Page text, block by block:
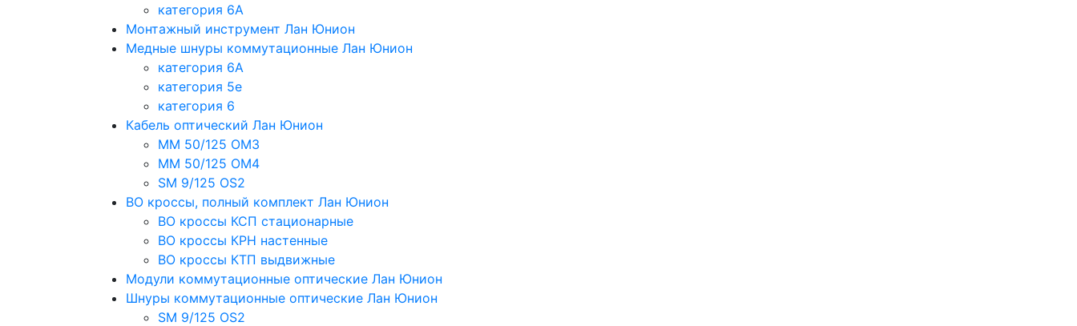
категория 6A
Монтажный инструмент Лан Юнион
Медные шнуры коммутационные Лан Юнион
категория 6A
категория 5e
категория 6
Кабель оптический Лан Юнион
MM 50/125 OM3
MM 50/125 OM4
SM 9/125 OS2
ВО кроссы, полный комплект Лан Юнион
ВО кроссы КСП стационарные
ВО кроссы КРН настенные
ВО кроссы КТП выдвижные
Модули коммутационные оптические Лан Юнион
Шнуры коммутационные оптические Лан Юнион
SM 9/125 OS2